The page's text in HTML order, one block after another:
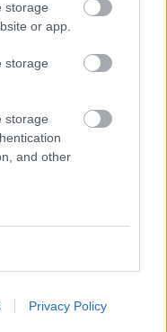
storage
or app.
storage
storage
and other
Privacy Policy
Magyarország
a Rockmaraton. A
első fellépőket –